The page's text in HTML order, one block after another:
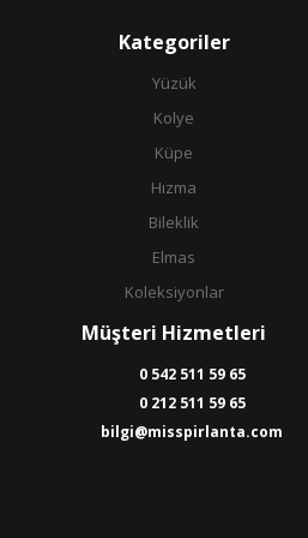
Kategoriler
Yüzük
Kolye
Küpe
Hızma
Bileklik
Elmas
Koleksiyonlar
Müşteri Hizmetleri
0 542 511 59 65
0 212 511 59 65
bilgi@misspirlanta.com